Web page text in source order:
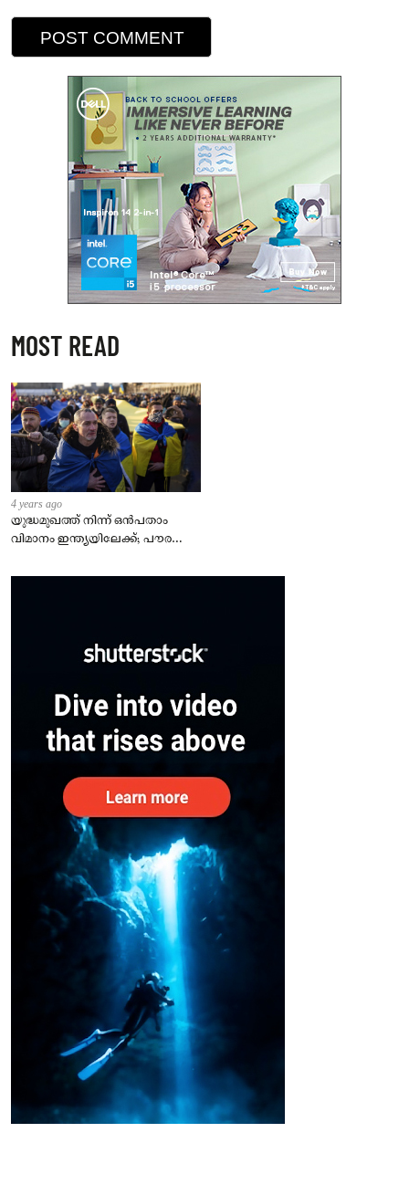
MOST READ
4 years ago
യുദ്ധമുഖത്ത് നിന്ന് ഒൻപതാം
വിമാനം ഇന്ത്യയിലേക്ക്; പൗരന്മാർ
– കേന്ദ്രം